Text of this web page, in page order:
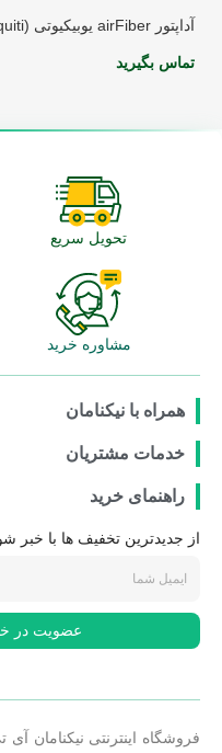
آداپتور airFiber یوبیکیوتی (Ubiquiti) مدل PoE-50-60W
تماس بگیرید
تحویل سریع
مشاوره خرید
همراه با نیکنامان
خدمات مشتریان
راهنمای خرید
از جدیدترین تخفیف ها با خبر
عضویت در
فروشگاه اینترنتی نیکنامان